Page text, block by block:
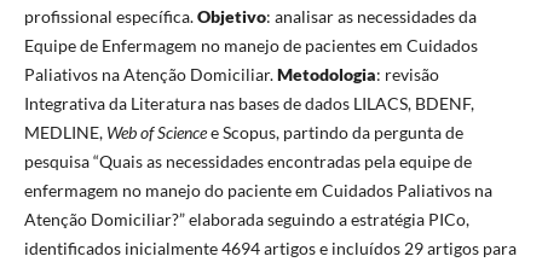
profissional específica.Objetivo: analisar as necessidades da
Equipe de Enfermagem no manejo de pacientes em Cuidados
Paliativos na Atenção Domiciliar.Metodologia: revisão
Integrativa da Literatura nas bases de dados LILACS, BDENF,
MEDLINE, Web of Sciencee Scopus, partindo da pergunta de
pesquisa “Quais as necessidades encontradas pela equipe de
enfermagem no manejo do paciente em Cuidados Paliativos na
Atenção Domiciliar?” elaborada seguindo a estratégia PICo,
identificados inicialmente 4694 artigos e incluídos 29 artigos para